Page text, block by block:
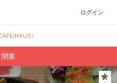
ログイン
）
閉業